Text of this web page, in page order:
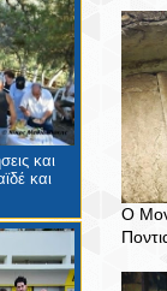
και
και
Ο